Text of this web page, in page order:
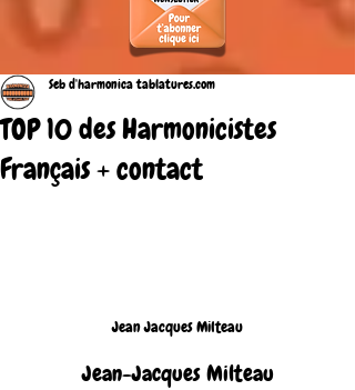
TOP 10 des Harmonicistes
Français + contact
Seb d'harmonica tablatures.com
Jean Jacques Milteau
Jean-Jacques Milteau